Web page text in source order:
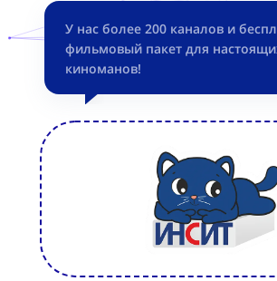
У нас более 200 каналов и
фильмовый пакет для
киноманов!